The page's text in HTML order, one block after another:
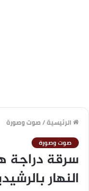
الرئيسية/صوت وصورة
صوت وصورة
سرقة دراجة
النهار